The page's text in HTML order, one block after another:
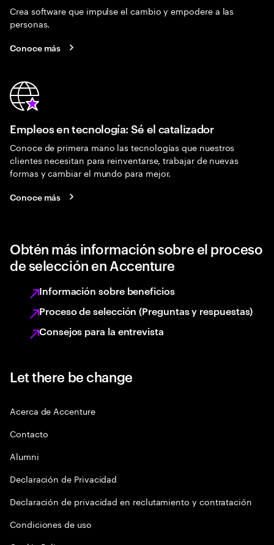
Crea software que impulse el cambio y empodere a las
personas.
Conoce más
Empleos en tecnología: Sé el catalizador
Conoce de primera mano las tecnologías que nuestros
clientes necesitan para reinventarse, trabajar de nuevas
formas y cambiar el mundo para mejor.
Conoce más
Obtén más información sobre el proceso
de selección en Accenture
Información sobre beneficios
Proceso de selección (Preguntas y respuestas)
Consejos para la entrevista
Let there be change
Acerca de Accenture
Contacto
Alumni
Declaración de Privacidad
Declaración de privacidad en reclutamiento y contratación
Condiciones de uso